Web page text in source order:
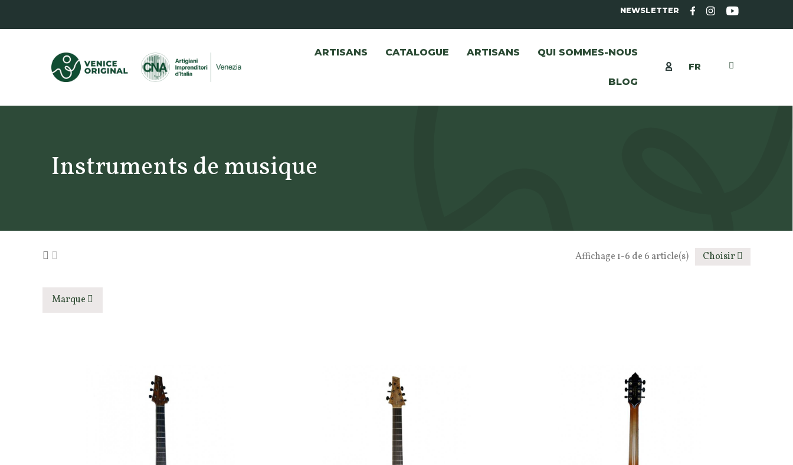
NEWSLETTER
ARTISANS CATALOGUE ARTISANS QUI SOMMES-NOUS
BLOG
FR
Instruments de musique
Affichage 1-6 de 6 article(s) Choisir
Marque